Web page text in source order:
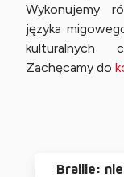
Wykonujemy
języka
kulturalnych
Zachęcamy do
Braille: